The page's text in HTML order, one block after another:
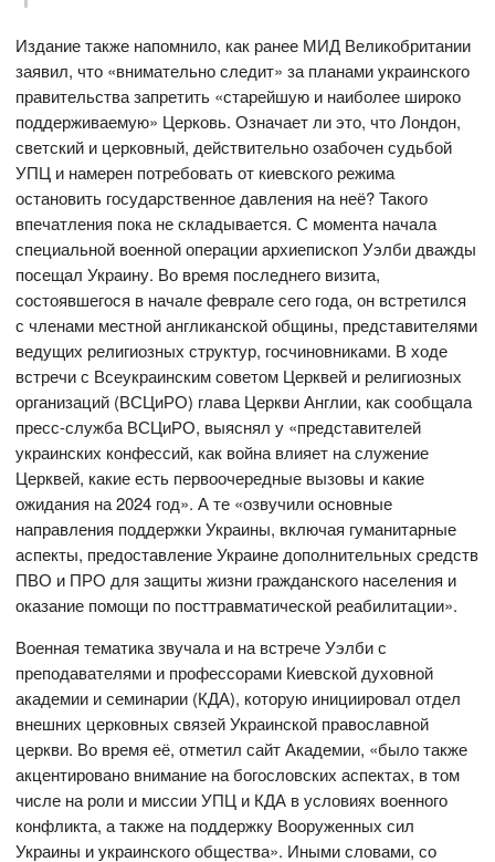
Издание также напомнило, как ранее МИД Великобритании
заявил, что «внимательно следит» за планами украинского
правительства запретить «старейшую и наиболее широко
поддерживаемую» Церковь. Означает ли это, что Лондон,
светский и церковный, действительно озабочен судьбой
УПЦ и намерен потребовать от киевского режима
остановить государственное давления на неё? Такого
впечатления пока не складывается. С момента начала
специальной военной операции архиепископ Уэлби дважды
посещал Украину. Во время последнего визита,
состоявшегося в начале феврале сего года, он встретился
с членами местной англиканской общины, представителями
ведущих религиозных структур, госчиновниками. В ходе
встречи с Всеукраинским советом Церквей и религиозных
организаций (ВСЦиРО) глава Церкви Англии, как сообщала
пресс-служба ВСЦиРО, выяснял у «представителей
украинских конфессий, как война влияет на служение
Церквей, какие есть первоочередные вызовы и какие
ожидания на 2024 год». А те «озвучили основные
направления поддержки Украины, включая гуманитарные
аспекты, предоставление Украине дополнительных средств
ПВО и ПРО для защиты жизни гражданского населения и
оказание помощи по посттравматической реабилитации».
Военная тематика звучала и на встрече Уэлби с
преподавателями и профессорами Киевской духовной
академии и семинарии (КДА), которую инициировал отдел
внешних церковных связей Украинской православной
церкви. Во время её, отметил сайт Академии, «было также
акцентировано внимание на богословских аспектах, в том
числе на роли и миссии УПЦ и КДА в условиях военного
конфликта, а также на поддержку Вооруженных сил
Украины и украинского общества». Иными словами, со